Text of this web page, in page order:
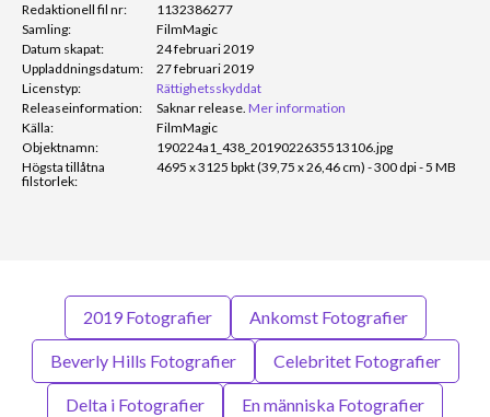
Redaktionell fil nr:
1132386277
Samling:
FilmMagic
Datum skapat:
24 februari 2019
Uppladdningsdatum:
27 februari 2019
Licenstyp:
Rättighetsskyddat
Releaseinformation:
Saknar release. Mer information
Källa:
FilmMagic
Objektnamn:
190224a1_438_2019022635513106.jpg
Högsta tillåtna
filstorlek:
4695 x 3125 bpkt (39,75 x 26,46 cm) - 300 dpi - 5 MB
2019 Fotografier Ankomst Fotografier
Beverly Hills Fotografier Celebritet Fotografier
Delta i Fotografier En människa Fotografier